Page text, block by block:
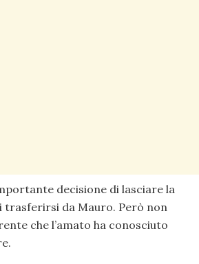
decisione di lasciare la
trasferirsi da Mauro. Però non
che l’amato ha conosciuto